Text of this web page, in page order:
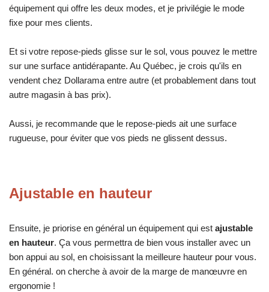
équipement qui offre les deux modes, et je privilégie le mode
fixe pour mes clients.
Et si votre repose-pieds glisse sur le sol, vous pouvez le mettre
sur une surface antidérapante. Au Québec, je crois qu'ils en
vendent chez Dollarama entre autre (et probablement dans tout
autre magasin à bas prix).
Aussi, je recommande que le repose-pieds ait une surface
rugueuse, pour éviter que vos pieds ne glissent dessus.
Ajustable en hauteur
Ensuite, je priorise en général un équipement qui est ajustable
en hauteur. Ça vous permettra de bien vous installer avec un
bon appui au sol, en choisissant la meilleure hauteur pour vous.
En général. on cherche à avoir de la marge de manœuvre en
ergonomie !